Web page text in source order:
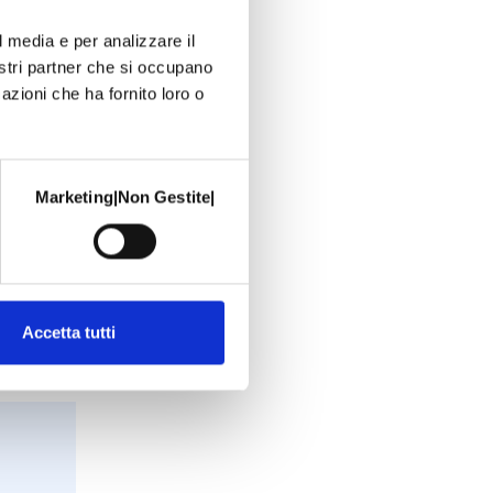
e per analizzare il
partner che si occupano
che ha fornito loro o
Marketing|Non Gestite|
Accetta tutti